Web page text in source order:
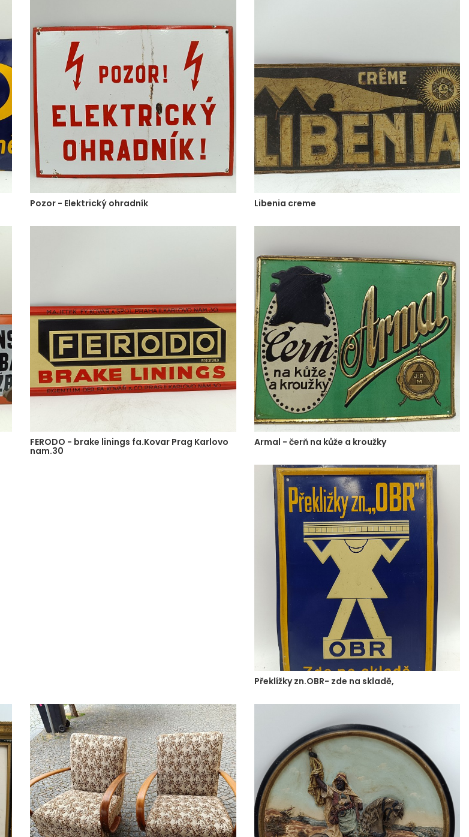
Pozor - Elektrický ohradník Libenia creme
FERODO - brake linings fa.Kovar Prag Karlovo
nam.30
Armal - čerň na kůže a kroužky
Překlížky zn.OBR- zde na skladě,